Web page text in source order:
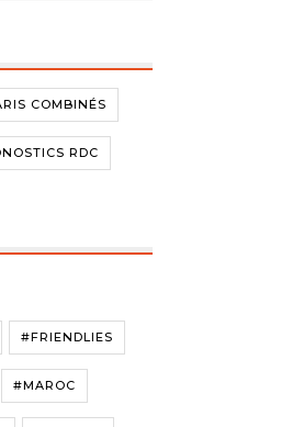
COMBINÉS
RDC
#FRIENDLIES
#MAROC